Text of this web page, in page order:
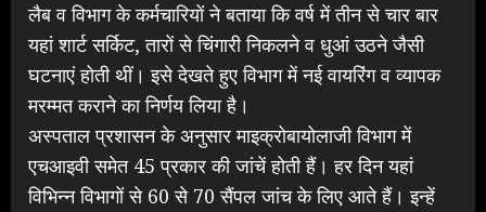
लैब व विभाग के कर्मचारियों ने बताया कि वर्ष में तीन से चार बार
यहां शार्ट सर्किट, तारों से चिंगारी निकलने व धुआं उठने जैसी
घटनाएं होती थीं। इसे देखते हुए विभाग में नई वायरिंग व व्यापक
मरम्मत कराने का निर्णय लिया है।
अस्पताल प्रशासन के अनुसार माइक्रोबायोलाजी विभाग में
एचआइवी समेत 45 प्रकार की जांचें होती हैं। हर दिन यहां
विभिन्न विभागों से 60 से 70 सैंपल जांच के लिए आते हैं। इन्हें